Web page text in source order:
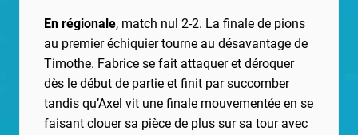
En régionale, match nul 2-2. La finale de pions
au premier échiquier tourne au désavantage de
Timothe. Fabrice se fait attaquer et déroquer
dès le début de partie et finit par succomber
tandis qu’Axel vit une finale mouvementée en se
faisant clouer sa pièce de plus sur sa tour avec